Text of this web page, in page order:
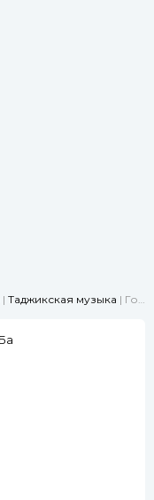
| Таджикская музыка | Голибчон Юсупов - Ба ёдам 2020